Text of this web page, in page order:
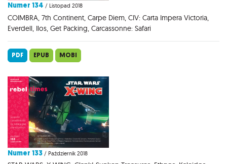
Numer 134 / Listopad 2018
COIMBRA, 7th Continent, Carpe Diem, CIV: Carta Impera Victoria,
Everdell, Ilos, Get Packing, Carcassonne: Safari
PDF EPUB MOBI
Numer 133 / Październik 2018